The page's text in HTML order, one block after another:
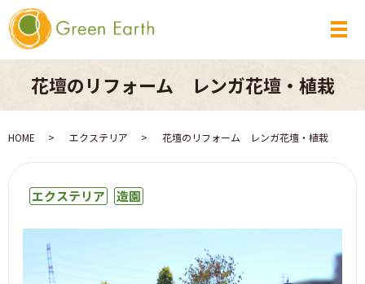
メ
花壇のリフォーム レンガ花壇・植栽
HOME エクステリア 花壇のリフォーム レンガ花壇・植栽
エクステリア 造園